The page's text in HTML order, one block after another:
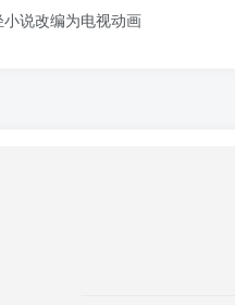
说改编为电视动画